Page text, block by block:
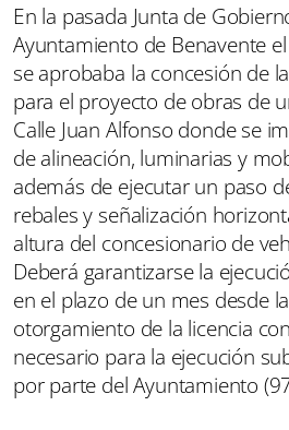
En la pasada Junta de
Ayuntamiento de Benavente
se aprobaba la concesión de
para el proyecto de obras de
Calle Juan Alfonso donde se
de alineación, luminarias y
además de ejecutar un paso
rebales y señalización
altura del concesionario de
Deberá garantizarse la
en el plazo de un mes desde
otorgamiento de la licencia
necesario para la ejecución
por parte del Ayuntamiento